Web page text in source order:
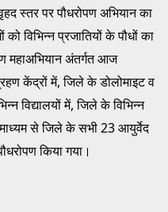
स्तर पर पौधरोपण अभियान का
विभिन्न प्रजातियों के पौधों का
महाअभियान अंतर्गत आज
केंद्रों में, जिले के डोलोमाइट व
विद्यालयों में, जिले के विभिन्न
से जिले के सभी 23 आयुर्वेद
किया गया।